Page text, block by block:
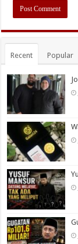
Recent Popular